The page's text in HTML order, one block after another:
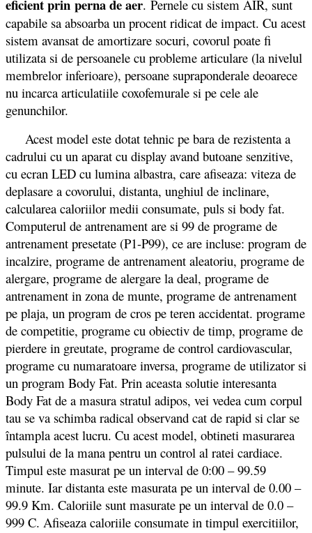
eficient prin perna de aer. Pernele cu sistem AIR, sunt
capabile sa absoarba un procent ridicat de impact. Cu acest
sistem avansat de amortizare socuri, covorul poate fi
utilizata si de persoanele cu probleme articulare (la nivelul
membrelor inferioare), persoane supraponderale deoarece
nu incarca articulatiile coxofemurale si pe cele ale
genunchilor.
Acest model este dotat tehnic pe bara de rezistenta a
cadrului cu un aparat cu display avand butoane senzitive,
cu ecran LED cu lumina albastra, care afiseaza: viteza de
deplasare a covorului, distanta, unghiul de inclinare,
calcularea caloriilor medii consumate, puls si body fat.
Computerul de antrenament are si 99 de programe de
antrenament presetate (P1-P99), ce are incluse: program de
incalzire, programe de antrenament aleatoriu, programe de
alergare, programe de alergare la deal, programe de
antrenament in zona de munte, programe de antrenament
pe plaja, un program de cros pe teren accidentat. programe
de competitie, programe cu obiectiv de timp, programe de
pierdere in greutate, programe de control cardiovascular,
programe cu numaratoare inversa, programe de utilizator si
un program Body Fat. Prin aceasta solutie interesanta
Body Fat de a masura stratul adipos, vei vedea cum corpul
tau se va schimba radical observand cat de rapid si clar se
întampla acest lucru. Cu acest model, obtineti masurarea
pulsului de la mana pentru un control al ratei cardiace.
Timpul este masurat pe un interval de 0:00 – 99.59
minute. Iar distanta este masurata pe un interval de 0.00 –
99.9 Km. Caloriile sunt masurate pe un interval de 0.0 –
999 C. Afiseaza caloriile consumate in timpul exercitiilor,